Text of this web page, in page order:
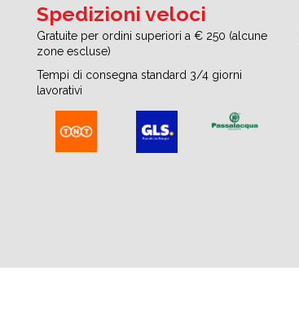
Spedizioni veloci
Gratuite per ordini superiori a € 250 (alcune
zone escluse)
Tempi di consegna standard 3/4 giorni
lavorativi